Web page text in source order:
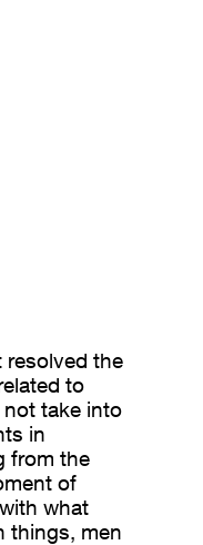
resolved the
to
take into
in
from the
of
what
things, men